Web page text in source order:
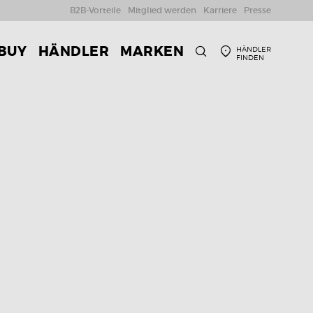
HÄNDLER
FINDEN
HÄNDLER MARKEN
B2B-Vorteile Mitglied werden Karriere Presse